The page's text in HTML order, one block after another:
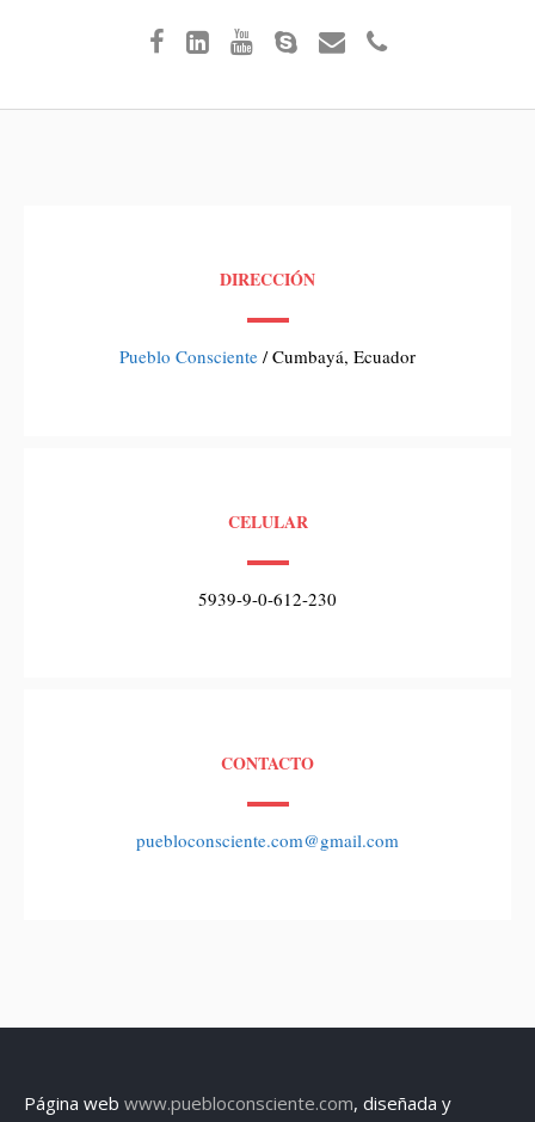
DIRECCIÓN
Pueblo Consciente / Cumbayá, Ecuador
CELULAR
5939-9-0-612-230
CONTACTO
puebloconsciente.com@gmail.com
Página web www.puebloconsciente.com, diseñada y